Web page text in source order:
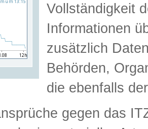
Vollständigkeit
Informationen
zusätzlich
Behörden,
die ebenfalls
gegen das